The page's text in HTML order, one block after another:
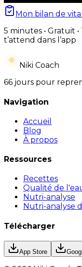
Mon bilan de
5 minutes • Gratuit
t’attend dans l’app
Niki Coach
66 jours pour
Navigation
Accueil
Blog
À propos
Ressources
Recettes
Qualité de
Nutri-analyse
Nutri-analyse
Télécharger
App Store